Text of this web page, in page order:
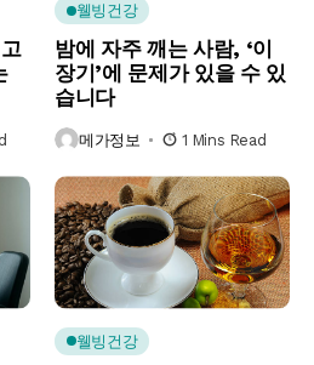
웰빙건강
밤에 자주 깨는 사람, ‘이
장기’에 문제가 있을 수 있
습니다
메가정보 1 Mins Read
웰빙건강